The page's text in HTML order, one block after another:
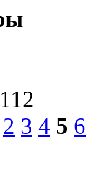
2 3 4 5 6